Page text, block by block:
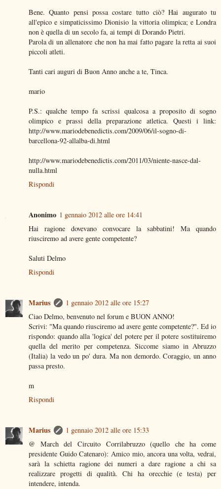
Bene. Quanto pensi possa costare tutto ciò? Hai augurato tu
all'epico e simpaticissimo Dionisio la vittoria olimpica; e Londra
non è quella di un secolo fa, ai tempi di Dorando Pietri.
Parola di un allenatore che non ha mai fatto pagare la retta ai suoi
piccoli atleti.
Tanti cari auguri di Buon Anno anche a te, Tinca.
mario
P.S.: qualche tempo fa scrissi qualcosa a proposito di sogno
olimpico e prassi della preparazione atletica. Questi i link:
http://www.mariodebenedictis.com/2009/06/il-sogno-di-
barcellona-92-allalba-di.html
http://www.mariodebenedictis.com/2011/03/niente-nasce-dal-
nulla.html
Rispondi
Anonimo 1 gennaio 2012 alle ore 14:41
Hai ragione dovevano convocare la sabbatini! Ma quando
riusciremo ad avere gente competente?
Saluti Delmo
Rispondi
Marius
1 gennaio 2012 alle ore 15:27
Ciao Delmo, benvenuto nel forum e BUON ANNO!
Scrivi: "Ma quando riusciremo ad avere gente competente?". Ed io
rispondo: quando alla 'logica' del potere per il potere sostituiremo
quella del merito per competenza. Siccome siamo in Abruzzo
(Italia) la vedo un po' dura. Ma non demordo. Coraggio, un anno
passa presto.
m
Rispondi
Marius
1 gennaio 2012 alle ore 15:33
@ March del Circuito Corrilabruzzo (quello che ha come
presidente Guido Catenaro): Amico mio, ancora una volta, vedrai,
sarà la schietta ragione dei numeri a dare ragione a chi sa
realizzare progetti di qualità. Chi ha orecchie (e testa) per
intendere, intenda.